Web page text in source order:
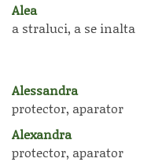
Alea
a straluci, a se inalta
Alessandra
protector, aparator
Alexandra
protector, aparator